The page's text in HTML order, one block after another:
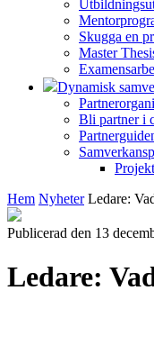
Skugga en
Master
Dynamisk
Bli partner i
Hem Nyheter Ledare:
Publicerad den 13
Ledare: